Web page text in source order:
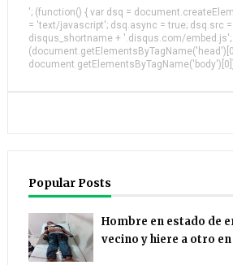
'; (function() { var dsq =
= 'text/javascript'; dsq.async = true; dsq.src
disqus_shortname + '.disqus.com/embed.js';
(document.getElementsByTagName('head')[0]
Popular Posts
Hombre en estado de
vecino y hiere a otro